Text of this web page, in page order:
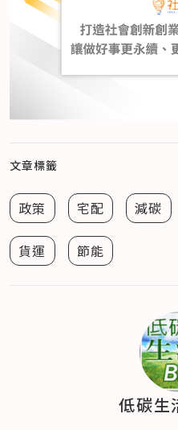
文章標籤
政策 宅配 減碳
貨運 節能
低碳生